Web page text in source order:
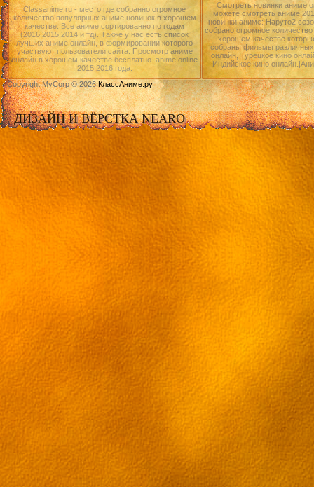
Classanime.ru - место где собранно огромное
количество популярных аниме новинок в хорошем
качестве. Все аниме сортированно по годам
(2016,2015,2014 и тд). Также у нас есть список
лучших аниме онлайн, в формировании которого
участвуют пользователи сайта. Просмотр аниме
онлайн в хорошем качестве бесплатно. anime online
2015,2016 года.
Смотреть новинки аниме
можете смотреть аниме
новинки аниме: Наруто2
собрано огромное
хорошем качестве
собраны фильмы различных
онлайн, Турецкое кино
Индийское кино
Copyright MyCorp © 2026КлассАниме.ру
ДИЗАЙН И ВЁРСТКА NEARO